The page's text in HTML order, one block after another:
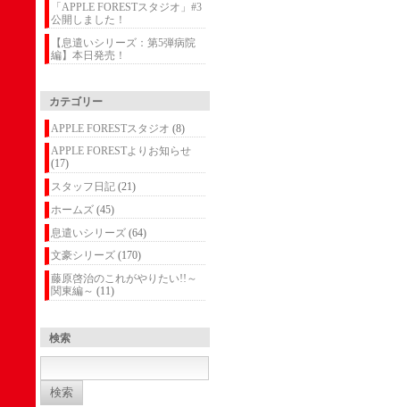
「APPLE FORESTスタジオ」#3
公開しました！
【息遣いシリーズ：第5弾病院
編】本日発売！
カテゴリー
APPLE FORESTスタジオ (8)
APPLE FORESTよりお知らせ
(17)
スタッフ日記 (21)
ホームズ (45)
息遣いシリーズ (64)
文豪シリーズ (170)
藤原啓治のこれがやりたい!!～
関東編～ (11)
検索
検